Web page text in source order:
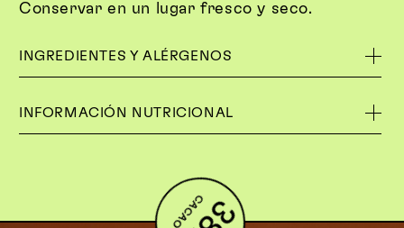
Conservar en un lugar fresco y seco.
INGREDIENTES Y ALÉRGENOS
INFORMACIÓN NUTRICIONAL
CACAO